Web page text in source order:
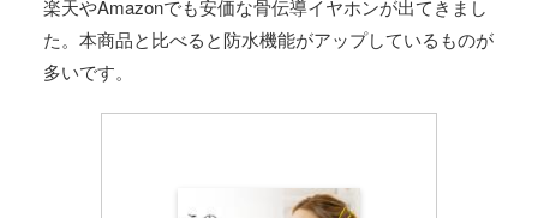
楽天やAmazonでも安価な骨伝導イヤホンが出てきまし
た。本商品と比べると防水機能がアップしているものが
多いです。